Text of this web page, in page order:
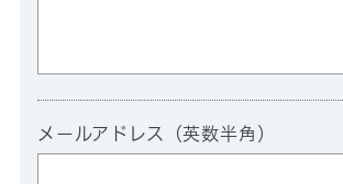
メールアドレス（英数半角）